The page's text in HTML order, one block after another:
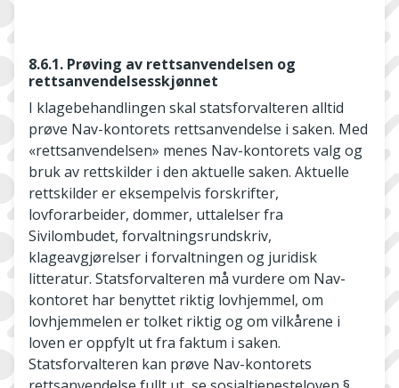
8.6.1. Prøving av rettsanvendelsen og
rettsanvendelsesskjønnet
I klagebehandlingen skal statsforvalteren alltid
prøve Nav-kontorets rettsanvendelse i saken. Med
«rettsanvendelsen» menes Nav-kontorets valg og
bruk av rettskilder i den aktuelle saken. Aktuelle
rettskilder er eksempelvis forskrifter,
lovforarbeider, dommer, uttalelser fra
Sivilombudet, forvaltningsrundskriv,
klageavgjørelser i forvaltningen og juridisk
litteratur. Statsforvalteren må vurdere om Nav-
kontoret har benyttet riktig lovhjemmel, om
lovhjemmelen er tolket riktig og om vilkårene i
loven er oppfylt ut fra faktum i saken.
Statsforvalteren kan prøve Nav-kontorets